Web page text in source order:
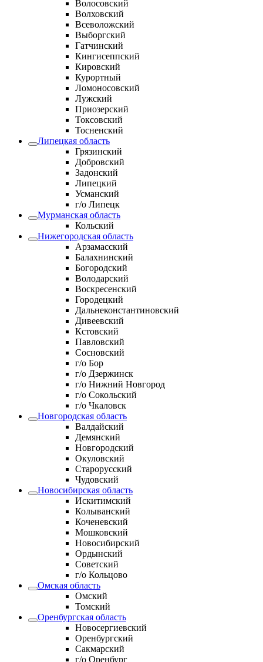
Волосовский
Волховский
Всеволожский
Выборгский
Гатчинский
Кингисеппский
Кировский
Курортный
Ломоносовский
Лужский
Приозерский
Токсовский
Тосненский
Липецкая область
Грязинский
Добровский
Задонский
Липецкий
Усманский
г/о Липецк
Мурманская область
Кольский
Нижегородская область
Арзамасский
Балахнинский
Богородский
Володарский
Воскресенский
Городецкий
Дальнеконстантиновский
Дивеевский
Кстовский
Павловский
Сосновский
г/о Бор
г/о Дзержинск
г/о Нижний Новгород
г/о Сокольский
г/о Чкаловск
Новгородская область
Валдайский
Демянский
Новгородский
Окуловский
Старорусский
Чудовский
Новосибирская область
Искитимский
Колыванский
Коченевский
Мошковский
Новосибирский
Ордынский
Советский
г/о Кольцово
Омская область
Омский
Томский
Оренбургская область
Новосергиевский
Оренбургский
Сакмарский
г/о Оренбург